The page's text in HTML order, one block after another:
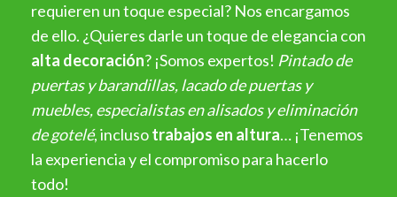
requieren un toque especial? Nos encargamos
de ello. ¿Quieres darle un toque de elegancia con
alta decoración? ¡Somos expertos! Pintado de
puertas y barandillas, lacado de puertas y
muebles, especialistas en alisados y eliminación
de gotelé, inclusotrabajos en altura… ¡Tenemos
la experiencia y el compromiso para hacerlo
todo!